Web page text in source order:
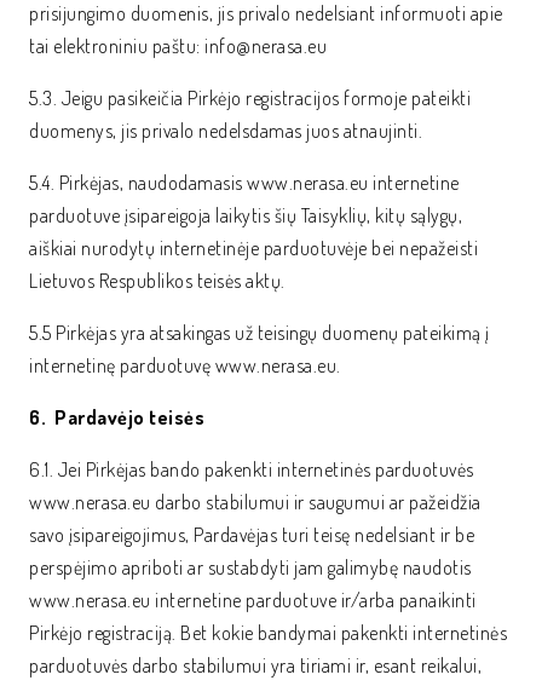
prisijungimo duomenis, jis privalo nedelsiant informuoti apie
tai elektroniniu paštu: info@nerasa.eu
5.3. Jeigu pasikeičia Pirkėjo registracijos formoje pateikti
duomenys, jis privalo nedelsdamas juos atnaujinti.
5.4. Pirkėjas, naudodamasis www.nerasa.eu internetine
parduotuve įsipareigoja laikytis šių Taisyklių, kitų sąlygų,
aiškiai nurodytų internetinėje parduotuvėje bei nepažeisti
Lietuvos Respublikos teisės aktų.
5.5 Pirkėjas yra atsakingas už teisingų duomenų pateikimą į
internetinę parduotuvę www.nerasa.eu.
6. Pardavėjo teisės
6.1. Jei Pirkėjas bando pakenkti internetinės parduotuvės
www.nerasa.eu darbo stabilumui ir saugumui ar pažeidžia
savo įsipareigojimus, Pardavėjas turi teisę nedelsiant ir be
perspėjimo apriboti ar sustabdyti jam galimybę naudotis
www.nerasa.eu internetine parduotuve ir/arba panaikinti
Pirkėjo registraciją. Bet kokie bandymai pakenkti internetinės
parduotuvės darbo stabilumui yra tiriami ir, esant reikalui,